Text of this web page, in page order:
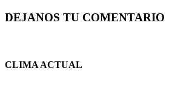
DEJANOS TU COMENTARIO
CLIMA ACTUAL